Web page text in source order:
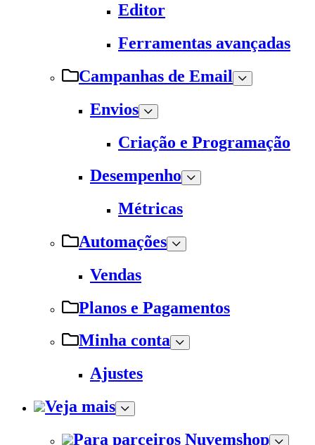
Editor
Ferramentas avançadas
Campanhas de Email
Envios
Criação e Programação
Desempenho
Métricas
Automações
Vendas
Planos e Pagamentos
Minha conta
Ajustes
Veja mais
Para parceiros Nuvemshop